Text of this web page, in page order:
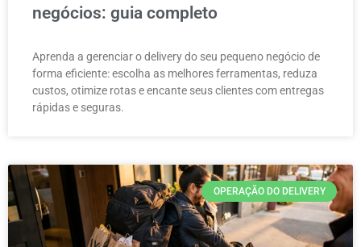
negócios: guia completo
Aprenda a gerenciar o delivery do seu pequeno negócio de
forma eficiente: escolha as melhores ferramentas, reduza
custos, otimize rotas e encante seus clientes com entregas
rápidas e seguras.
OPERAÇÃO DO DELIVERY